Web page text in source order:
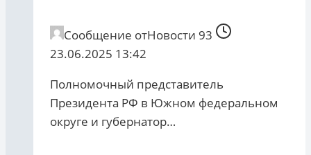
Сообщение отНовости 93
23.06.2025 13:42
Полномочный представитель
Президента РФ в Южном федеральном
округе и губернатор…